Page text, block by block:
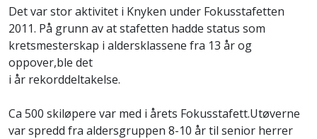
Det var stor aktivitet i Knyken under Fokusstafetten
2011. På grunn av at stafetten hadde status som
kretsmesterskap i aldersklassene fra 13 år og
oppover,ble det
i år rekorddeltakelse.
Ca 500 skiløpere var med i årets Fokusstafett.Utøverne
var spredd fra aldersgruppen 8-10 år til senior herrer